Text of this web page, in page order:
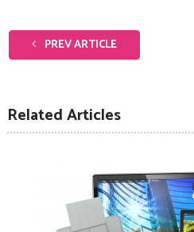
PREV ARTICLE
Related Articles